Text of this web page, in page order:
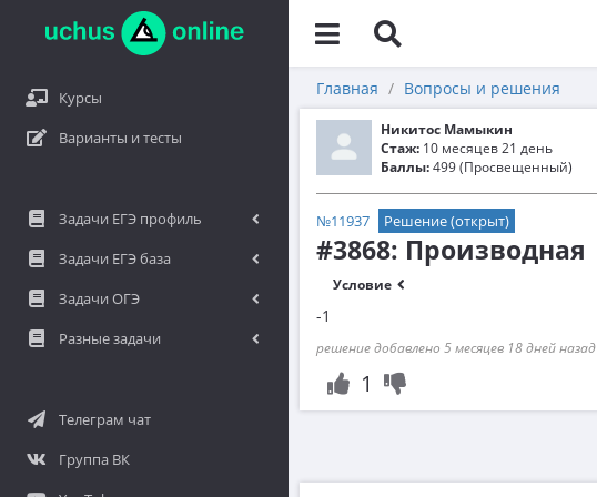
Курсы
Варианты и тесты
Задачи ЕГЭ профиль
Задачи ЕГЭ база
Задачи ОГЭ
Разные задачи
Телеграм чат
Группа ВК
Главная Вопросы и решения
Никитос Мамыкин
Стаж: 10 месяцев 21 день
Баллы:499 (Просвещенный)
№11937 Решение (открыт)
#3868: Производная
Условие
-1
решение добавлено 5 месяцев 18 дней назад
1